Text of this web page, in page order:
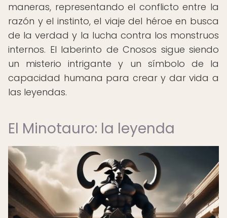
maneras, representando el conflicto entre la
razón y el instinto, el viaje del héroe en busca
de la verdad y la lucha contra los monstruos
internos. El laberinto de Cnosos sigue siendo
un misterio intrigante y un símbolo de la
capacidad humana para crear y dar vida a
las leyendas.
El Minotauro: la leyenda